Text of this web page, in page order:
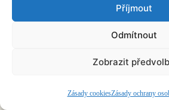
Příjmout
Odmítnout
Zobrazit
Zásady cookiesZásady ochrany